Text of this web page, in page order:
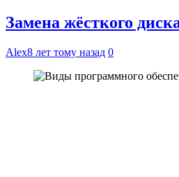
Замена жёсткого
Alex8 лет тому назад 0